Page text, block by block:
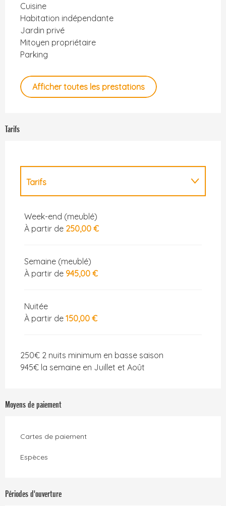
Cuisine
Habitation indépendante
Jardin privé
Mitoyen propriétaire
Parking
Afficher toutes les prestations
Tarifs
Tarifs
Tarifs 2027
Week-end (meublé)
À partir de 250,00 €
Semaine (meublé)
À partir de 945,00 €
Nuitée
À partir de 150,00 €
250€ 2 nuits minimum en basse saison
945€ la semaine en Juillet et Août
Moyens de paiement
Cartes de paiement
Espèces
Périodes d'ouverture